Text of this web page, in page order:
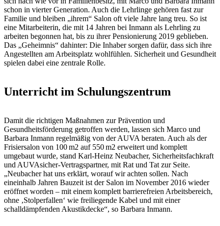
schon in vierter Generation. Auch die Lehrlinge gehören fast zur
Familie und bleiben „ihrem“ Salon oft viele Jahre lang treu. So ist
eine Mitarbeiterin, die mit 14 Jahren bei Inmann als Lehrling zu
arbeiten begonnen hat, bis zu ihrer Pensionierung 2019 geblieben.
Das „Geheimnis“ dahinter: Die Inhaber sorgen dafür, dass sich ihre
Angestellten am Arbeitsplatz wohlfühlen. Sicherheit und Gesundheit
spielen dabei eine zentrale Rolle.
Unterricht im Schulungszentrum
Damit die richtigen Maßnahmen zur Prävention und
Gesundheitsförderung getroffen werden, lassen sich Marco und
Barbara Inmann regelmäßig von der AUVA beraten. Auch als der
Frisiersalon von 100 m2 auf 550 m2 erweitert und komplett
umgebaut wurde, stand Karl-Heinz Neubacher, Sicherheitsfachkraft
und AUVAsicher-Vertragspartner, mit Rat und Tat zur Seite.
„Neubacher hat uns erklärt, worauf wir achten sollen. Nach
eineinhalb Jahren Bauzeit ist der Salon im November 2016 wieder
eröffnet worden – mit einem komplett barrierefreien Arbeitsbereich,
ohne ‚Stolperfallen‘ wie freiliegende Kabel und mit einer
schalldämpfenden Akustikdecke“, so Barbara Inmann.